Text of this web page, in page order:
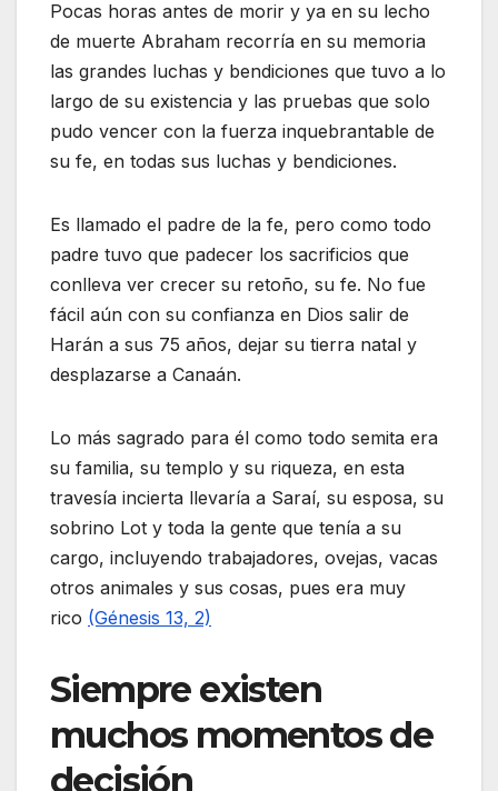
Pocas horas antes de morir y ya en su lecho
de muerte Abraham recorría en su memoria
las grandes luchas y bendiciones que tuvo a lo
largo de su existencia y las pruebas que solo
pudo vencer con la fuerza inquebrantable de
su fe, en todas sus luchas y bendiciones.
Es llamado el padre de la fe, pero como todo
padre tuvo que padecer los sacrificios que
conlleva ver crecer su retoño, su fe. No fue
fácil aún con su confianza en Dios salir de
Harán a sus 75 años, dejar su tierra natal y
desplazarse a Canaán.
Lo más sagrado para él como todo semita era
su familia, su templo y su riqueza, en esta
travesía incierta llevaría a Saraí, su esposa, su
sobrino Lot y toda la gente que tenía a su
cargo, incluyendo trabajadores, ovejas, vacas
otros animales y sus cosas, pues era muy
rico (Génesis 13, 2)
Siempre existen
muchos momentos de
decisión